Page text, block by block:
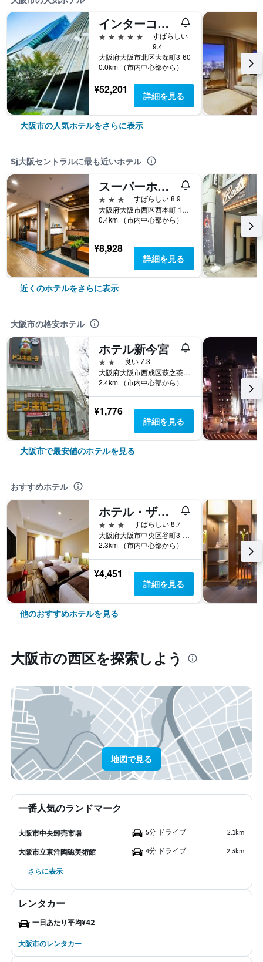
インターコンチネンタルホテル大阪
5つ星
すばらしい
9.4
大阪府大阪市北区大深町3-60
0.0km （市内中心部から）
¥52,201 詳細を見る
大阪市の人気ホテルをさらに表示
Sj大阪セントラルに最も近いホテル
スーパーホテル Premier 大阪本町駅前
3つ星
すばらしい 8.9
大阪府大阪市西区西本町 1-5-10
0.4km （市内中心部から）
¥8,928
詳細を見る
近くのホテルをさらに表示
大阪市の格安ホテル
ホテル新今宮
2つ星
良い 7.3
大阪府大阪市西成区萩之茶屋1-2-20
2.4km （市内中心部から）
¥1,776
詳細を見る
大阪市で最安値のホテルを見る
おすすめホテル
ホテル・ザ・ルーテル
3つ星
すばらしい 8.7
大阪府大阪市中央区谷町3-1-6
2.3km （市内中心部から）
¥4,451
詳細を見る
他のおすすめホテルを見る
大阪市​の西区​を探索しよう
地図で見る
一番人気のランドマーク
大阪市中央卸売市場 5分 ドライブ 2.1km
大阪市立東洋陶磁美術館 4分 ドライブ 2.3km
さらに表示
レンタカー
一日あたり平均¥42
大阪市のレンタカー